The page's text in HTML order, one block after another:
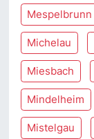
Mespelbrunn
Michelau
Miesbach
Mindelheim
Mistelgau